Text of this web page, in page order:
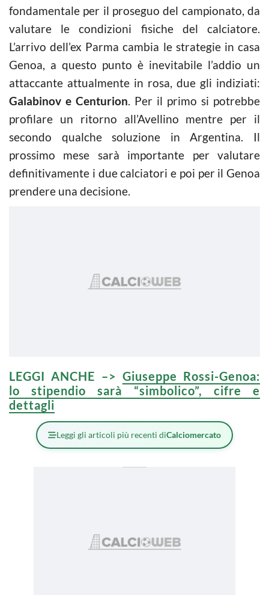
fondamentale per il proseguo del campionato, da
valutare le condizioni fisiche del calciatore.
L’arrivo dell’ex Parma cambia le strategie in casa
Genoa, a questo punto è inevitabile l’addio un
attaccante attualmente in rosa, due gli indiziati:
Galabinov e Centurion. Per il primo si potrebbe
profilare un ritorno all’Avellino mentre per il
secondo qualche soluzione in Argentina. Il
prossimo mese sarà importante per valutare
definitivamente i due calciatori e poi per il Genoa
prendere una decisione.
LEGGI ANCHE –> Giuseppe Rossi-Genoa:
lo stipendio sarà “simbolico”, cifre e
dettagli
Leggi gli articoli più recenti diCalciomercato